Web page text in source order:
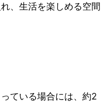
、生活を楽しめる空間
ている場合には、約2